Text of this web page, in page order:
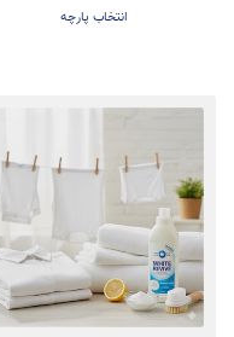
درست هنگام خرید لباس
انتخاب پارچه